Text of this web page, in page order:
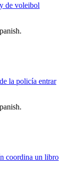
de voleibol
la policía entrar
coordina un libro